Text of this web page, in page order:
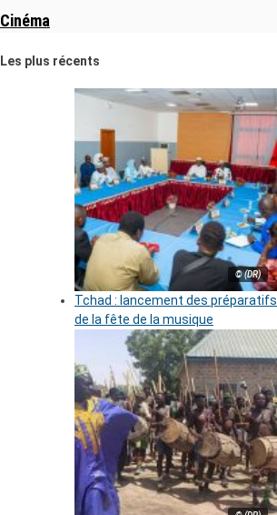
Cinéma
Les plus récents
© (DR)
Tchad : lancement des préparatifs
de la fête de la musique